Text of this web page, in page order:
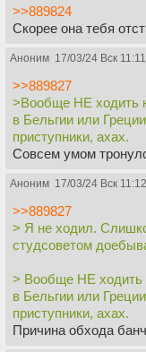
>>889824
Скорее она тебя
Аноним 17/03/24 Вск
>>889827
>Вообще НЕ ходить
в Бельгии или
приступники, ахах.
Совсем умом
Аноним 17/03/24 Вск
>>889827
> Я не ходил.
студсоветом
> Вообще НЕ ходить
в Бельгии или
приступники, ахах.
Причина обхода